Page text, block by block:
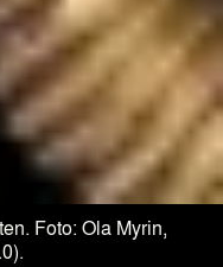
Foto: Ola Myrin,